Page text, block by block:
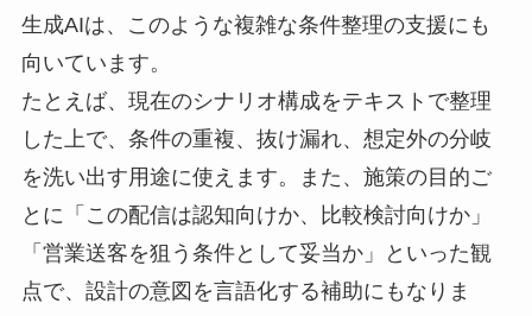
生成AIは、このような複雑な条件整理の支援にも
向いています。
たとえば、現在のシナリオ構成をテキストで整理
した上で、条件の重複、抜け漏れ、想定外の分岐
を洗い出す用途に使えます。また、施策の目的ご
とに「この配信は認知向けか、比較検討向けか」
「営業送客を狙う条件として妥当か」といった観
点で、設計の意図を言語化する補助にもなりま